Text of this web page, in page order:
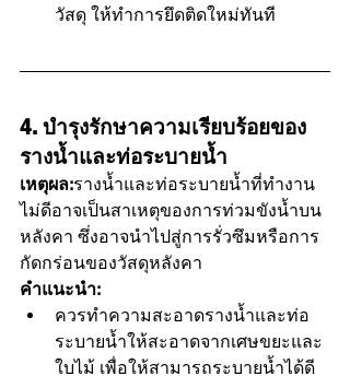
วัสดุ ให้ทำการยึดติดใหม่ทันที
4. บำรุงรักษาความเรียบร้อยของ
รางน้ำและท่อระบายน้ำ
เหตุผล:รางน้ำและท่อระบายน้ำที่ทำงาน
ไม่ดีอาจเป็นสาเหตุของการท่วมขังน้ำบน
หลังคา ซึ่งอาจนำไปสู่การรั่วซึมหรือการ
กัดกร่อนของวัสดุหลังคา
คำแนะนำ:
ควรทำความสะอาดรางน้ำและท่อ
ระบายน้ำให้สะอาดจากเศษขยะและ
ใบไม้ เพื่อให้สามารถระบายน้ำได้ดี